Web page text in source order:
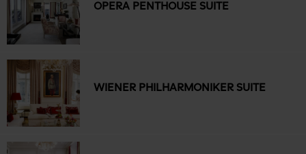
OPERA PENTHOUSE SUITE
WIENER PHILHARMONIKER SUITE